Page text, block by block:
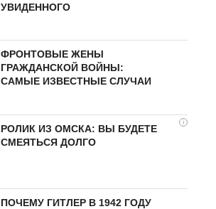
УВИДЕННОГО
ФРОНТОВЫЕ ЖЕНЫ
ГРАЖДАНСКОЙ ВОЙНЫ:
САМЫЕ ИЗВЕСТНЫЕ СЛУЧАИ
i
РОЛИК ИЗ ОМСКА: ВЫ БУДЕТЕ
СМЕЯТЬСЯ ДОЛГО
ПОЧЕМУ ГИТЛЕР В 1942 ГОДУ